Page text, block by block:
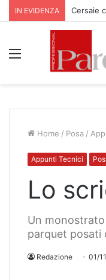
IN EVIDENZA Parquet
Home / Posa /
Appunti Tecnici
Lo
Un
parquet posati
Redazione 01/